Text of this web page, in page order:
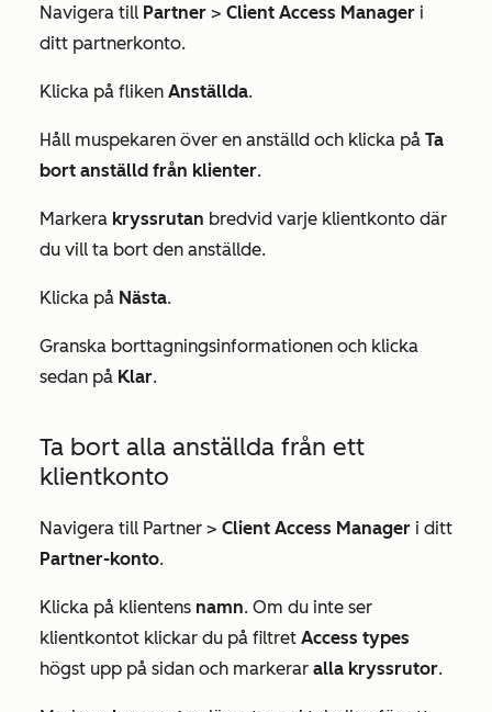
Navigera till Partner > Client Access Manager i
ditt partnerkonto.
Klicka på fliken Anställda.
Håll muspekaren över en anställd och klicka på Ta
bort anställd från klienter.
Markera kryssrutan bredvid varje klientkonto där
du vill ta bort den anställde.
Klicka på Nästa.
Granska borttagningsinformationen och klicka
sedan på Klar.
Ta bort alla anställda från ett
klientkonto
Navigera till Partner > Client Access Manager i ditt
Partner-konto.
Klicka på klientens namn. Om du inte ser
klientkontot klickar du på filtret Access types
högst upp på sidan och markerar alla kryssrutor.